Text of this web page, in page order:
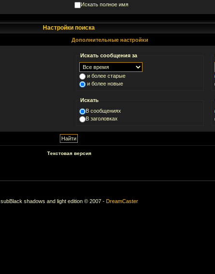
Искать полное имя
Настройки поиска
Дополнительные настройки
Искать сообщения за
и более старые
и более новые
Искать
В сообщениях
В заголовках
Текстовая версия
subBlack shadows and light edition © 2007 - DreamCaster